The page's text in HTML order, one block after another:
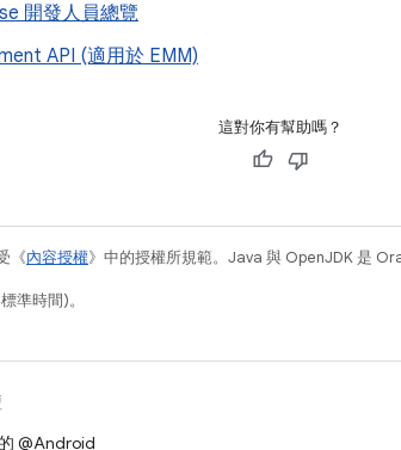
開發人員總覽
API (適用於 EMM)
這對你有幫助嗎？
《內容授權》中的授權所規範。Java 與 OpenJDK 是
準時間)。
@Android